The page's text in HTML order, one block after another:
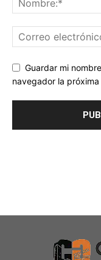
Guardar mi
navegador la